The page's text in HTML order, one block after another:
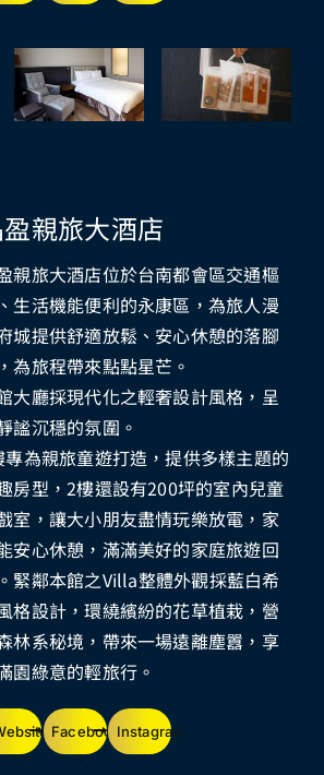
親旅大酒店
親旅大酒店位於台南都會區交通樞
生活機能便利的永康區，為旅人漫
城提供舒適放鬆、安心休憩的落腳
為旅程帶來點點星芒。
大廳採現代化之輕奢設計風格，呈
謐沉穩的氛圍。
專為親旅童遊打造，提供多樣主題的
房型，2樓還設有200坪的室內兒童
室，讓大小朋友盡情玩樂放電，家
安心休憩，滿滿美好的家庭旅遊回
緊鄰本館之Villa整體外觀採藍白希
格設計，環繞繽紛的花草植栽，營
林系秘境，帶來一場遠離塵囂，享
園綠意的輕旅行。
FacebookInstagram